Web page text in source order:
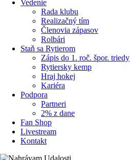
Vedenie
Rada klubu
Realizačný tím
Členovia zápasov
Rolbári
Staň sa Rytierom
Zápis do 1. roč. špor. triedy
Rytiersky kemp
Hraj hokej
Kariéra
Podpora
Partneri
2% z dane
Fan Shop
Livestream
Kontakt